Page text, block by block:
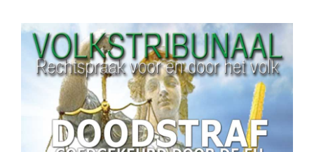
Bekijk
grotere
afbeelding